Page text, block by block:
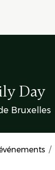
Day
Bruxelles